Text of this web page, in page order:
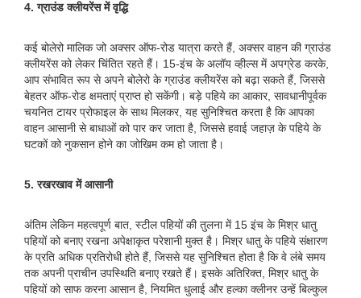
4. ग्राउंड क्लीयरेंस में वृद्धि
कई बोलेरो मालिक जो अक्सर ऑफ-रोड यात्रा करते हैं, अक्सर वाहन की ग्राउंड
क्लीयरेंस को लेकर चिंतित रहते हैं। 15-इंच के अलॉय व्हील्स में अपग्रेड करके,
आप संभावित रूप से अपने बोलेरो के ग्राउंड क्लीयरेंस को बढ़ा सकते हैं, जिससे
बेहतर ऑफ-रोड क्षमताएं प्राप्त हो सकेंगी। बड़े पहिये का आकार, सावधानीपूर्वक
चयनित टायर प्रोफाइल के साथ मिलकर, यह सुनिश्चित करता है कि आपका
वाहन आसानी से बाधाओं को पार कर जाता है, जिससे हवाई जहाज़ के पहिये के
घटकों को नुकसान होने का जोखिम कम हो जाता है।
5. रखरखाव में आसानी
अंतिम लेकिन महत्वपूर्ण बात, स्टील पहियों की तुलना में 15 इंच के मिश्र धातु
पहियों को बनाए रखना अपेक्षाकृत परेशानी मुक्त है। मिश्र धातु के पहिये संक्षारण
के प्रति अधिक प्रतिरोधी होते हैं, जिससे यह सुनिश्चित होता है कि वे लंबे समय
तक अपनी प्राचीन उपस्थिति बनाए रखते हैं। इसके अतिरिक्त, मिश्र धातु के
पहियों को साफ करना आसान है, नियमित धुलाई और हल्का क्लीनर उन्हें बिल्कुल